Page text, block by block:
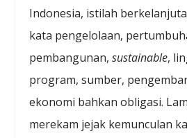
Indonesia, istilah
kata pengelolaan,
pembangunan,sustainable,
program, sumber,
ekonomi bahkan obligasi.
merekam jejak kemunculan